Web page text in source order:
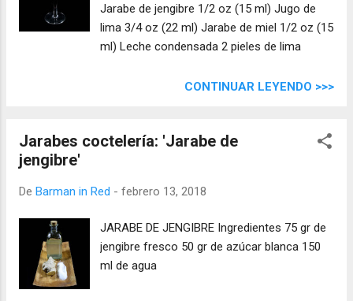
Jarabe de jengibre 1/2 oz (15 ml) Jugo de
lima 3/4 oz (22 ml) Jarabe de miel 1/2 oz (15
ml) Leche condensada 2 pieles de lima
CONTINUAR LEYENDO >>>
Jarabes coctelería: 'Jarabe de
jengibre'
De Barman in Red - febrero 13, 2018
JARABE DE JENGIBRE Ingredientes 75 gr de
jengibre fresco 50 gr de azúcar blanca 150
ml de agua